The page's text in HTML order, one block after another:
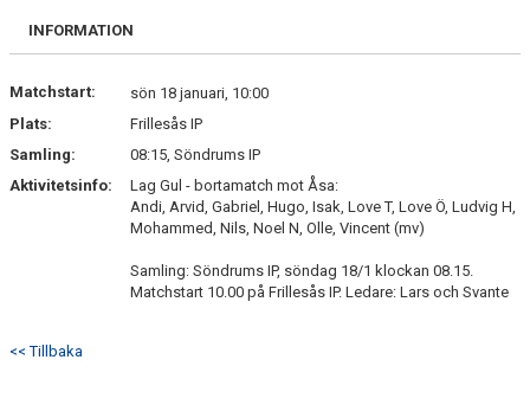
KONTAKT
DOKUMENT
ÖVERGÅNGSPOLICY
INFORMATION
Matchstart:
sön 18 januari, 10:00
Plats:
Frillesås IP
Samling:
08:15, Söndrums IP
Aktivitetsinfo:
Lag Gul - bortamatch mot Åsa:
Andi, Arvid, Gabriel, Hugo, Isak, Love T, Love Ö, Ludvig H,
Mohammed, Nils, Noel N, Olle, Vincent (mv)
Samling: Söndrums IP, söndag 18/1 klockan 08.15.
Matchstart 10.00 på Frillesås IP. Ledare: Lars och Svante
<< Tillbaka